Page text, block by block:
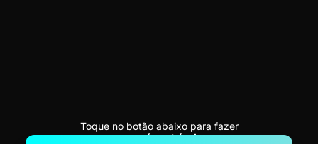
Toque no botão abaixo para fazer
suapré-matrícula